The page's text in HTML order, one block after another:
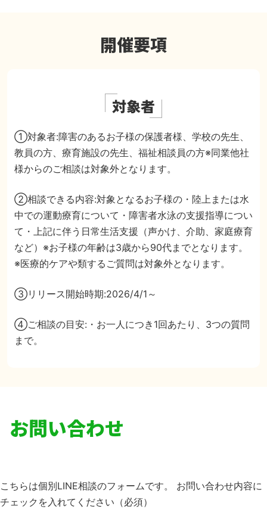
開催要項
対象者
①対象者:障害のあるお子様の保護者様、学校の先生、
教員の方、療育施設の先生、福祉相談員の方※同業他社
様からのご相談は対象外となります。
②相談できる内容:対象となるお子様の・陸上または水
中での運動療育について ・障害者水泳の支援指導につい
て ・上記に伴う日常生活支援（声かけ、介助、家庭療育
など） ※お子様の年齢は3歳から90代までとなります。
※医療的ケアや類するご質問は対象外となります。
③リリース開始時期:2026/4/1～
④ご相談の目安: ・お一人につき1回あたり、3つの質問
まで。
お問い合わせ
こちらは個別LINE相談のフォームです。
お問い合わせ内容に
チェックを入れてください（必須）